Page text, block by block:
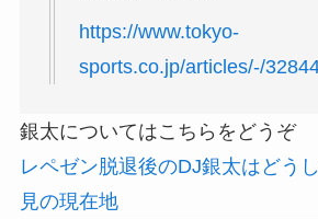
https://www.tokyo-
sports.co.jp/articles/-/
銀太についてはこちらをどうぞ
レペゼン脱退後のDJ銀太はどう
見の現在地